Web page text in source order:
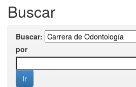
Buscar
Buscar:
por